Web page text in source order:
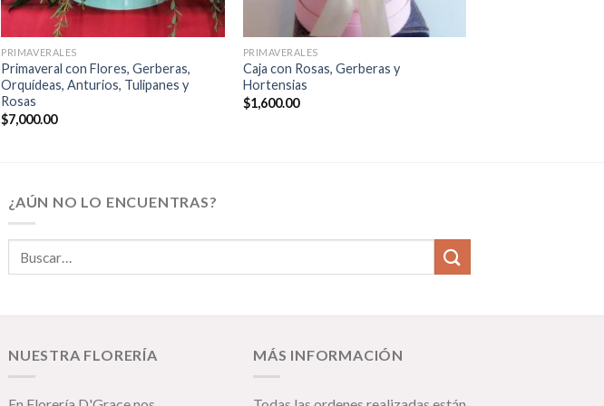
PRIMAVERALES
Primaveral con Flores, Gerberas,
Orquídeas, Anturios, Tulipanes y
Rosas
$7,000.00
PRIMAVERALES
Caja con Rosas, Gerberas y
Hortensias
$1,600.00
¿AÚN NO LO ENCUENTRAS?
NUESTRA FLORERÍA MÁS INFORMACIÓN